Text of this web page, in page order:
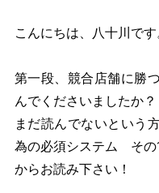
こんにちは、八十川です
第一段、競合店舗に勝
んでくださいましたか？
まだ読んでないという
為の必須システム その1
からお読み下さい！